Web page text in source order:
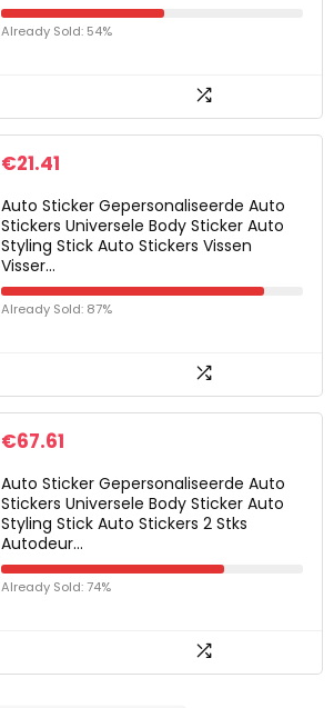
Already Sold: 54%
€21.41
Auto Sticker Gepersonaliseerde Auto
Stickers Universele Body Sticker Auto
Styling Stick Auto Stickers Vissen
Visser…
Already Sold: 87%
€67.61
Auto Sticker Gepersonaliseerde Auto
Stickers Universele Body Sticker Auto
Styling Stick Auto Stickers 2 Stks
Autodeur…
Already Sold: 74%